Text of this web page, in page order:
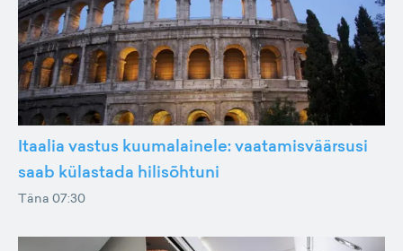
Itaalia vastus kuumalainele: vaatamisväärsusi
saab külastada hilisõhtuni
Täna 07:30